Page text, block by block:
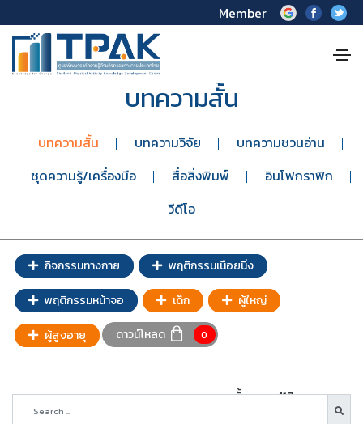
บทความสั้น
บทความสั้น บทความวิจัย
บทความชวนอ่าน
ชุดความรู้/เครื่องมือ
สื่อสิ่งพิมพ์
อินโฟกราฟิก
วีดีโอ
กิจกรรมทางกาย พฤติกรรมเนือยนิ่ง
พฤติกรรมหน้าจอ เด็ก ผู้ใหญ่
ผู้สูงอายุ ดาวน์โหลด 0
Member
ทั้งหมด 417 บทความ